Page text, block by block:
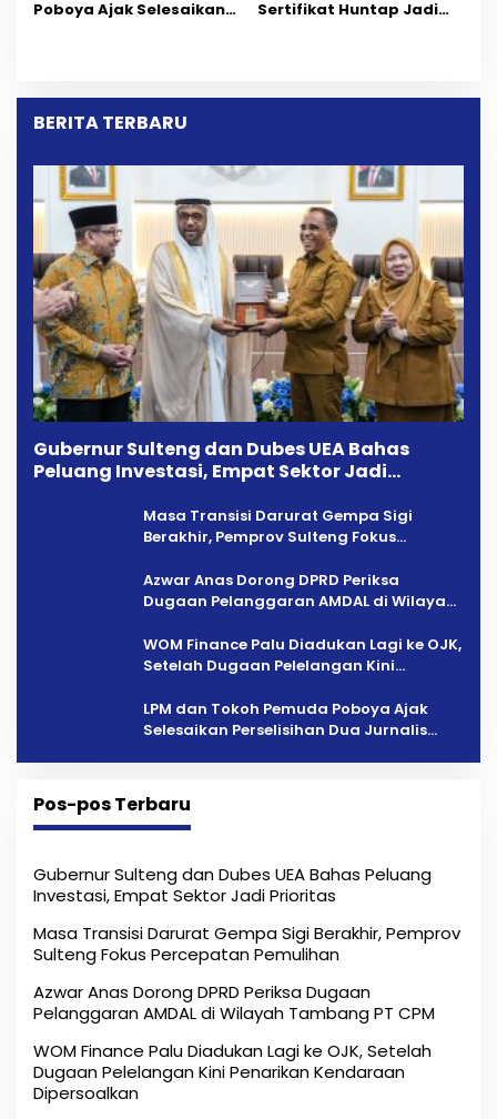
Poboya Ajak Selesaikan
Sertifikat Huntap Jadi
BERITA TERBARU
Gubernur Sulteng dan Dubes UEA Bahas
Peluang Investasi, Empat Sektor Jadi
Masa Transisi Darurat Gempa Sigi
Berakhir, Pemprov Sulteng Fokus
Azwar Anas Dorong DPRD Periksa
Dugaan Pelanggaran AMDAL di Wilayah
‎WOM Finance Palu Diadukan Lagi ke OJK,
Setelah Dugaan Pelelangan Kini
LPM dan Tokoh Pemuda Poboya Ajak
Selesaikan Perselisihan Dua Jurnalis
Pos-pos Terbaru
Gubernur Sulteng dan Dubes UEA Bahas Peluang
Investasi, Empat Sektor Jadi Prioritas
Masa Transisi Darurat Gempa Sigi Berakhir, Pemprov
Sulteng Fokus Percepatan Pemulihan
Azwar Anas Dorong DPRD Periksa Dugaan
Pelanggaran AMDAL di Wilayah Tambang PT CPM
‎WOM Finance Palu Diadukan Lagi ke OJK, Setelah
Dugaan Pelelangan Kini Penarikan Kendaraan
Dipersoalkan ‎